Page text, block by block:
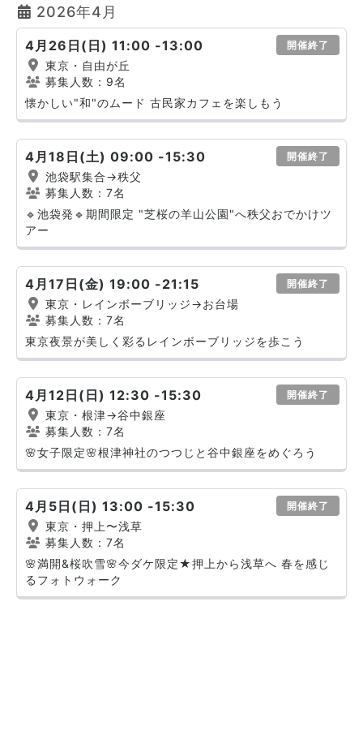
2026年4月
4月26日(日) 11:00 -13:00 開催終了
東京・自由が丘
募集人数：9名
懐かしい"和"のムード 古民家カフェを楽しもう
4月18日(土) 09:00 -15:30 開催終了
池袋駅集合→秩父
募集人数：7名
🔹池袋発🔹期間限定 "芝桜の羊山公園"へ秩父おでかけツ
アー
4月17日(金) 19:00 -21:15 開催終了
東京・レインボーブリッジ→お台場
募集人数：7名
東京夜景が美しく彩るレインボーブリッジを歩こう
4月12日(日) 12:30 -15:30 開催終了
東京・根津→谷中銀座
募集人数：7名
🌸女子限定🌸根津神社のつつじと谷中銀座をめぐろう
4月5日(日) 13:00 -15:30 開催終了
東京・押上〜浅草
募集人数：7名
🌸満開&桜吹雪🌸今ダケ限定★押上から浅草へ 春を感じ
るフォトウォーク